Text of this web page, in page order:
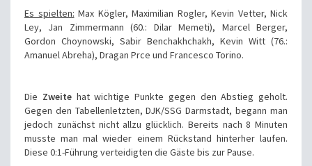
Es spielten: Max Kögler, Maximilian Rogler, Kevin Vetter, Nick
Ley, Jan Zimmermann (60.: Dilar Memeti), Marcel Berger,
Gordon Choynowski, Sabir Benchakhchakh, Kevin Witt (76.:
Amanuel Abreha), Dragan Prce und Francesco Torino.
Die Zweitehat wichtige Punkte gegen den Abstieg geholt.
Gegen den Tabellenletzten, DJK/SSG Darmstadt, begann man
jedoch zunächst nicht allzu glücklich. Bereits nach 8 Minuten
musste man mal wieder einem Rückstand hinterher laufen.
Diese 0:1-Führung verteidigten die Gäste bis zur Pause.